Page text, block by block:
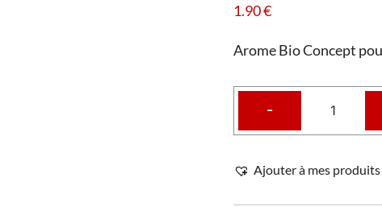
1.90€
Arome Bio Concept
-
Ajouter à mes